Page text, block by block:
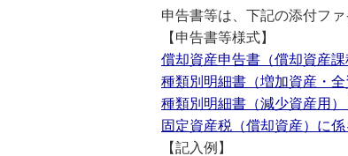
申告書等は、下記の添付フ
【申告書等様式】
償却資産申告書（償却資産
種類別明細書（増加資産・
種類別明細書（減少資産用
固定資産税（償却資産）に
【記入例】